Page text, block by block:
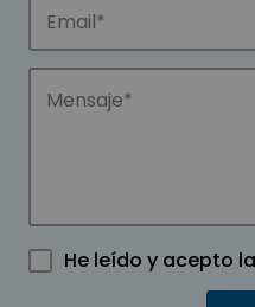
He leído y acepto la